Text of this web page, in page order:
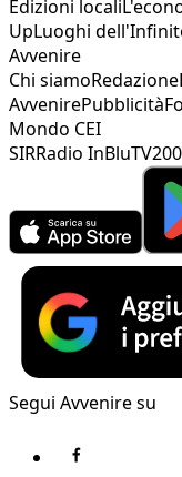
Edizioni locali
UpLuoghi
Avvenire
Chi siamoRedazione
AvvenirePubblicità
Mondo CEI
SIRRadio InBlu
Segui Avvenire su